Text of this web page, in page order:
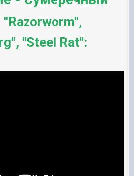
''Razorworm'',
''Steel Rat'':